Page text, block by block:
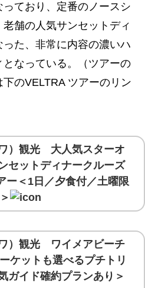
ーションのお目当ては名物
ーションを満喫するなら
イワ観光の説明
景が現れる
ルのワイアルアコーヒーフ
プ・ファクトリー
石鹸やオイルの紹介
工場
・ショップ
ており、定番のノースシ
舗の人気サンセットディ
た、非常に内容の濃いハ
なっている。（ツアーの
のVELTRA ツアーのリン
）観光 大人気スターオ
セットディナークルーズ
ー＜1日／夕食付／土曜限
）観光 ワイメアビーチ
ケットも選べるプチトリ
ガイド確約プランあり＞